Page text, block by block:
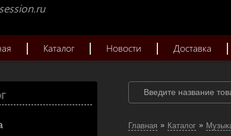
Каталог Новости Доставка
Главная » Каталог »